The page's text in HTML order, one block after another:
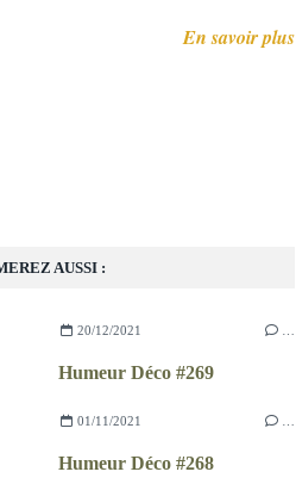
AUSSI :
20/12/2021
Humeur Déco #269
01/11/2021
Humeur Déco #268
En savoir plus